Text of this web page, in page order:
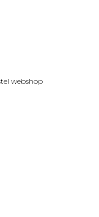
webshop